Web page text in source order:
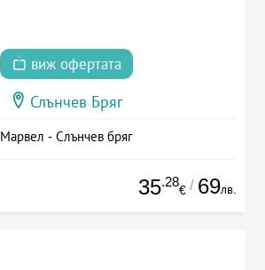
виж офертата
Слънчев Бряг
Марвел - Слънчев бряг
35.28
€ / 69лв.